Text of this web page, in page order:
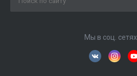
Мы в соц. сетях